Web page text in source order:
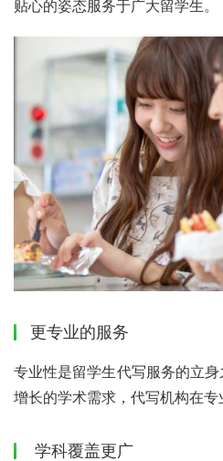
贴心的姿态服务于广大留学生。
更专业的服务
专业性是留学生代写服务的立
增长的学术需求，代写机构在专
学科覆盖更广